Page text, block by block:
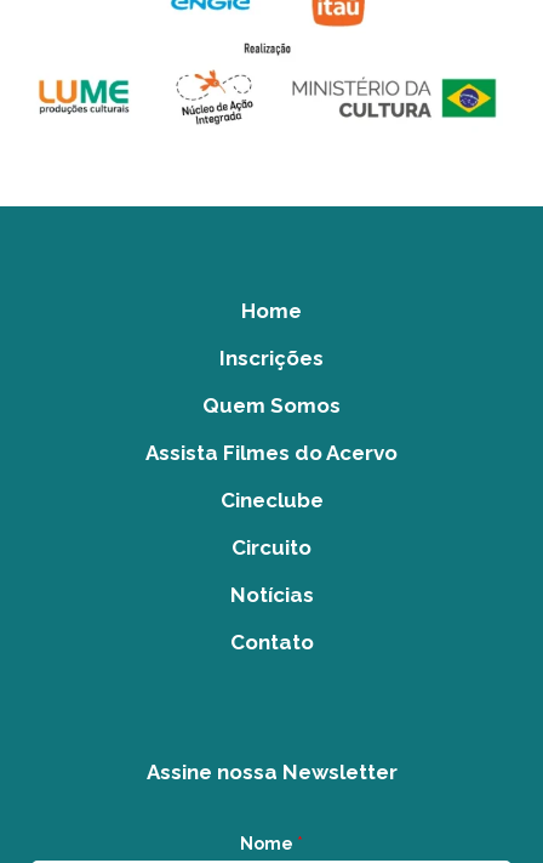
Home
Inscrições
Quem Somos
Assista Filmes do Acervo
Cineclube
Circuito
Notícias
Contato
Assine nossa Newsletter
Nome *